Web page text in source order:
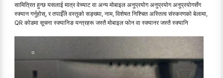
सामित्रित हुन्छ यसलाई मात्र वेच्याट वा अन्य मोबाइल अनुप्रयोग अनुप्रयोग अनुप्रयोगसँग
स्क्यान गर्नुहोस्, र तपाईँले वस्तुको सङ्ख्या, नाम, विशेषत निश्चित अस्तित्व संस्करणको बेलामा,
QR कोडमा सूचना स्क्यानिङ यन्त्रहरू जस्तै मोबाइल फोन वा स्क्यानर जस्तै स्क्यानि